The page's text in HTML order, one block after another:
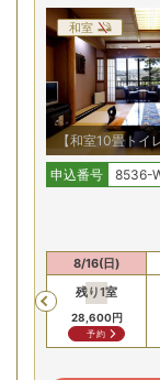
和室
【和室10畳ト
≫/例】和室10
す。お風呂は付
ん。大浴場又は
申込番号 8536-
Previous
8/16(日)
残り1室
28,600円
予約